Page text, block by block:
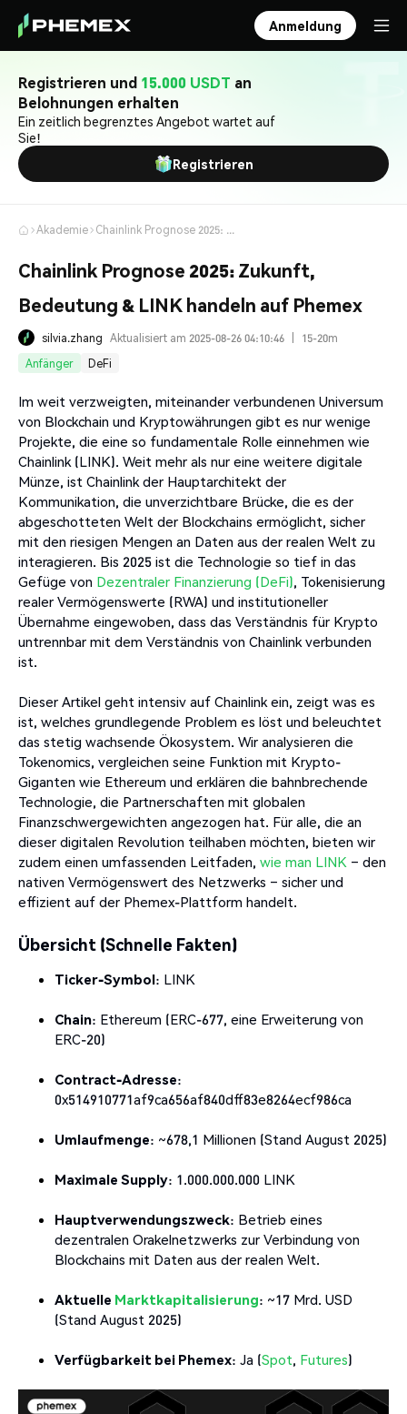
Anmeldung
Registrieren und 15.000 USDT an
Belohnungen erhalten
Ein zeitlich begrenztes Angebot wartet auf
Sie!
Registrieren
Akademie Chainlink Prognose 2025: Zukunft, Bedeutung & LINK handeln auf Phemex
Chainlink Prognose 2025: Zukunft,
Bedeutung & LINK handeln auf Phemex
silvia.zhang Aktualisiert am 2025-08-26 04:10:46
15-20m
Anfänger
DeFi
Im weit verzweigten, miteinander verbundenen Universum
von Blockchain und Kryptowährungen gibt es nur wenige
Projekte, die eine so fundamentale Rolle einnehmen wie
Chainlink (LINK). Weit mehr als nur eine weitere digitale
Münze, ist Chainlink der Hauptarchitekt der
Kommunikation, die unverzichtbare Brücke, die es der
abgeschotteten Welt der Blockchains ermöglicht, sicher
mit den riesigen Mengen an Daten aus der realen Welt zu
interagieren. Bis 2025 ist die Technologie so tief in das
Gefüge von Dezentraler Finanzierung (DeFi), Tokenisierung
realer Vermögenswerte (RWA) und institutioneller
Übernahme eingewoben, dass das Verständnis für Krypto
untrennbar mit dem Verständnis von Chainlink verbunden
ist.
Dieser Artikel geht intensiv auf Chainlink ein, zeigt was es
ist, welches grundlegende Problem es löst und beleuchtet
das stetig wachsende Ökosystem. Wir analysieren die
Tokenomics, vergleichen seine Funktion mit Krypto-
Giganten wie Ethereum und erklären die bahnbrechende
Technologie, die Partnerschaften mit globalen
Finanzschwergewichten angezogen hat. Für alle, die an
dieser digitalen Revolution teilhaben möchten, bieten wir
zudem einen umfassenden Leitfaden, wie man LINK – den
nativen Vermögenswert des Netzwerks – sicher und
effizient auf der Phemex-Plattform handelt.
Übersicht (Schnelle Fakten)
Ticker-Symbol: LINK
Chain: Ethereum (ERC-677, eine Erweiterung von
ERC-20)
Contract-Adresse:
0x514910771af9ca656af840dff83e8264ecf986ca
Umlaufmenge: ~678,1 Millionen (Stand August 2025)
Maximale Supply: 1.000.000.000 LINK
Hauptverwendungszweck: Betrieb eines
dezentralen Orakelnetzwerks zur Verbindung von
Blockchains mit Daten aus der realen Welt.
Aktuelle Marktkapitalisierung: ~17 Mrd. USD
(Stand August 2025)
Verfügbarkeit bei Phemex: Ja (Spot, Futures)